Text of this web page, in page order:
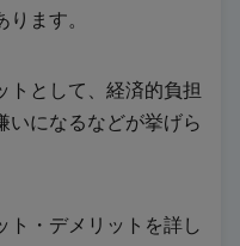
ます。
トとして、経済的負担
いになるなどが挙げら
ト・デメリットを詳し